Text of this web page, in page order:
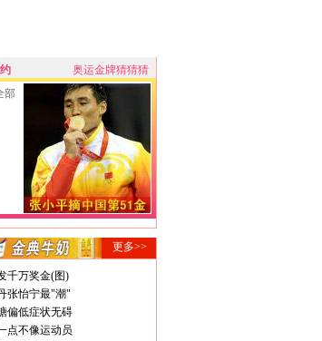
奥运金牌猜猜猜
部
更多>>
千万奖金(图)
张怡宁最"潮"
偏低症状无碍
点不像运动员